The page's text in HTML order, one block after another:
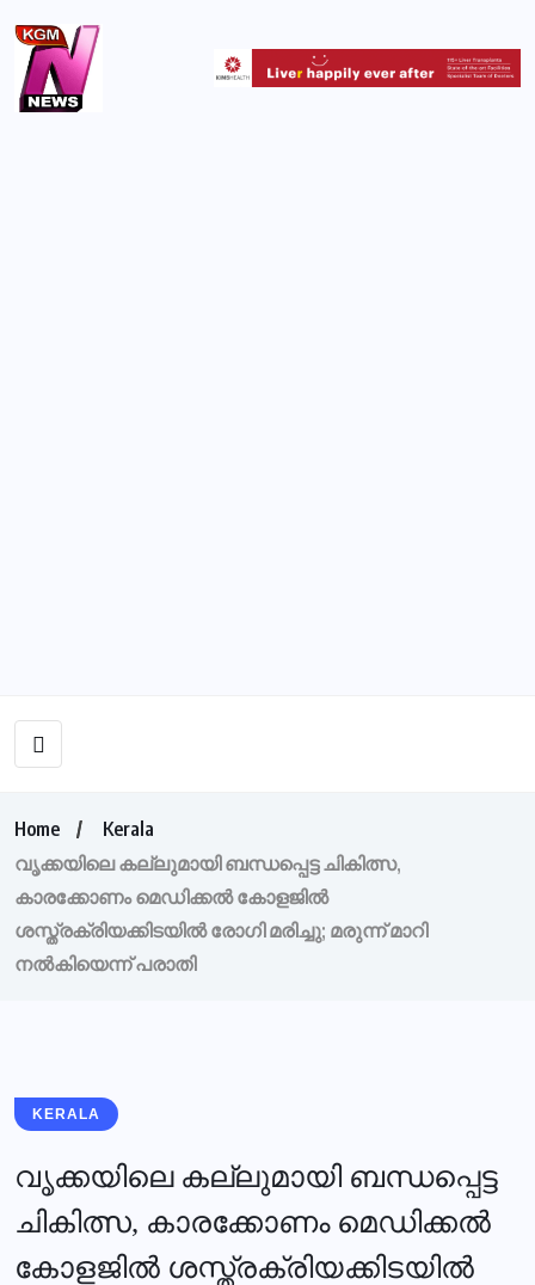
Home
Kerala
വൃക്കയിലെ കല്ലുമായി ബന്ധപ്പെട്ട ചികിത്സ,
കാരക്കോണം മെഡിക്കൽ കോളജിൽ
ശസ്ത്രക്രിയക്കിടയിൽ രോഗി മരിച്ചു; മരുന്ന് മാറി
നൽകിയെന്ന് പരാതി
KERALA
വൃക്കയിലെ കല്ലുമായി ബന്ധപ്പെട്ട
ചികിത്സ, കാരക്കോണം മെഡിക്കൽ
കോളജിൽ ശസ്ത്രക്രിയക്കിടയിൽ